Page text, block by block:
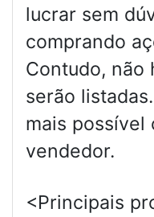
lucrar sem
comprando
Contudo, não
serão
mais possível
vendedor.
<Principais